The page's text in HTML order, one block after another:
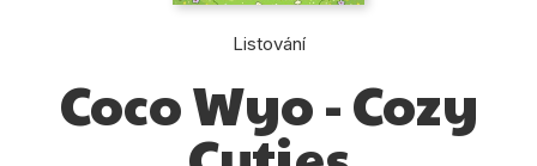
Beletrie pro děti
Dárkové publikace
Dárkové zboží
Listování
Coco Wyo - Cozy